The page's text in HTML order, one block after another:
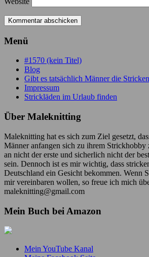
Menü
#1570 (kein Titel)
Blog
Gibt es tatsächlich Männer die
Impressum
Strickläden im Urlaub finden
Über Maleknitting
Maleknitting hat es sich zum Ziel gesetzt,
Männer anfangen sich zu ihrem Strickhobby
an nicht der erste und sicherlich nicht der
sein. Dennoch ist es mir wichtig, dass
Deutschland ein Gesicht bekommen. Wenn
mir vereinbaren wollen, so freue ich mich
maleknitting@gmail.com
Mein Buch bei Amazon
Mein YouTube Kanal